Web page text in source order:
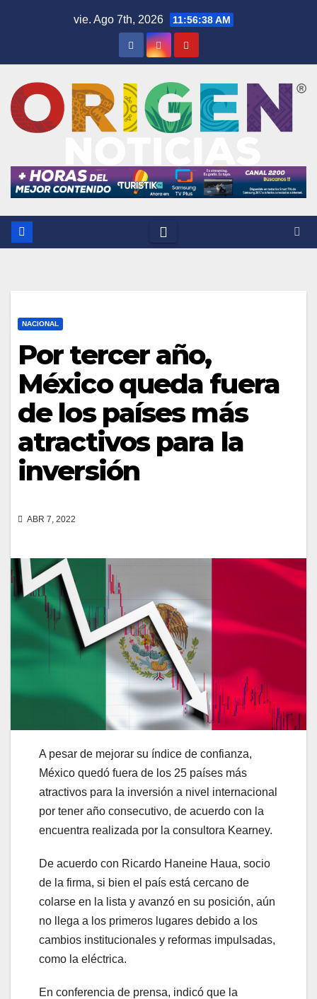
vie. Ago 7th, 2026 11:56:38 AM
NACIONAL
Por tercer año,
México queda fuera
de los países más
atractivos para la
inversión
ABR 7, 2022
A pesar de mejorar su índice de confianza,
México quedó fuera de los 25 países más
atractivos para la inversión a nivel internacional
por tener año consecutivo, de acuerdo con la
encuentra realizada por la consultora Kearney.
De acuerdo con Ricardo Haneine Haua, socio
de la firma, si bien el país está cercano de
colarse en la lista y avanzó en su posición, aún
no llega a los primeros lugares debido a los
cambios institucionales y reformas impulsadas,
como la eléctrica.
En conferencia de prensa, indicó que la